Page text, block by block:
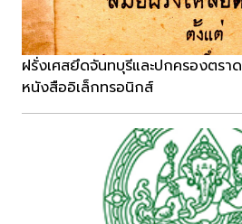
ฝรั่งเศสยึดจันทบุรีและปกครองตราด
หนังสืออิเล็กทรอนิกส์